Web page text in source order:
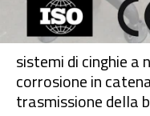
sistemi di cinghie
corrosione in
trasmissione della